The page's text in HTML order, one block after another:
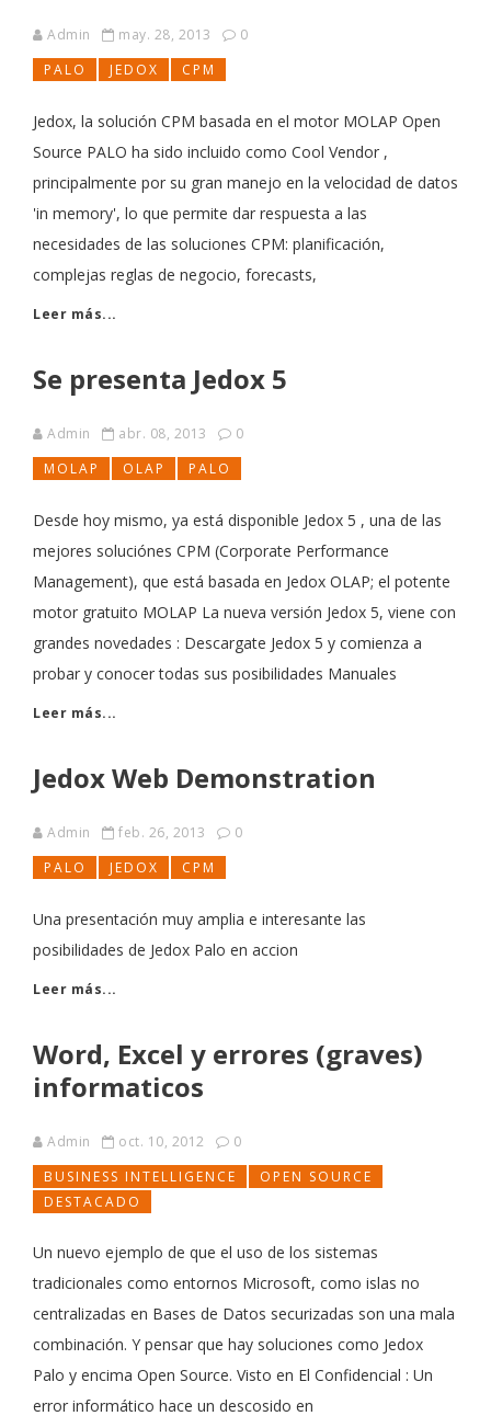
Admin may. 28, 2013
0
PALO
JEDOX CPM
Jedox, la solución CPM basada en el motor MOLAP Open
Source PALO ha sido incluido como Cool Vendor ,
principalmente por su gran manejo en la velocidad de datos
'in memory', lo que permite dar respuesta a las
necesidades de las soluciones CPM: planificación,
complejas reglas de negocio, forecasts,
Leer más...
Se presenta Jedox 5
Admin abr. 08, 2013
0
MOLAP
OLAP PALO
Desde hoy mismo, ya está disponible Jedox 5 , una de las
mejores soluciónes CPM (Corporate Performance
Management), que está basada en Jedox OLAP; el potente
motor gratuito MOLAP La nueva versión Jedox 5, viene con
grandes novedades : Descargate Jedox 5 y comienza a
probar y conocer todas sus posibilidades Manuales
Leer más...
Jedox Web Demonstration
Admin feb. 26, 2013
0
PALO
JEDOX CPM
Una presentación muy amplia e interesante las
posibilidades de Jedox Palo en accion
Leer más...
Word, Excel y errores (graves)
informaticos
Admin oct. 10, 2012
0
BUSINESS INTELLIGENCE
OPEN SOURCE
DESTACADO
Un nuevo ejemplo de que el uso de los sistemas
tradicionales como entornos Microsoft, como islas no
centralizadas en Bases de Datos securizadas son una mala
combinación. Y pensar que hay soluciones como Jedox
Palo y encima Open Source. Visto en El Confidencial : Un
error informático hace un descosido en